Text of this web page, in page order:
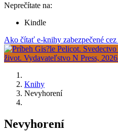
Neprečítate na:
Kindle
Ako čítať e-knihy zabezpečené
Knihy
Nevyhorení
Nevyhorení